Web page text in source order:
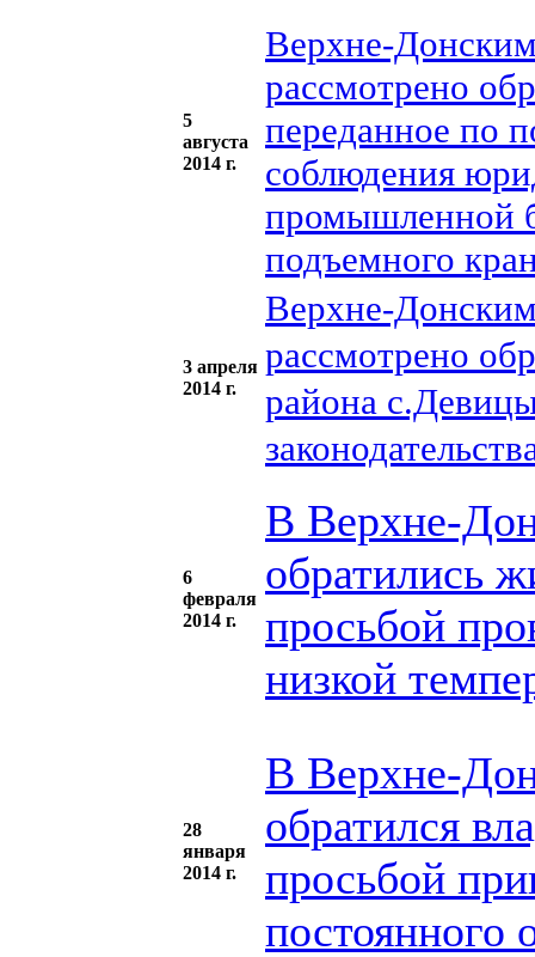
5
августа
2014 г.
Верхне-
рассмотрено
переданное по
соблюдения
промышленной
подъемного
3 апреля
2014 г.
Верхне-
рассмотрено
района
6
февраля
2014 г.
В Верхне-
обратились
просьбой
низкой
28
января
2014 г.
В Верхне-
обратился
просьбой
постоянного